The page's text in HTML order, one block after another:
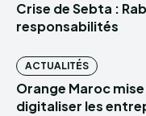
Crise de Sebta :
responsabilités
ACTUALITÉS
Orange Maroc
digitaliser les